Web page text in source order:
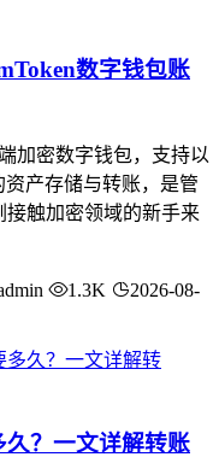
数字钱包账
加密数字钱包，支持以
产存储与转账，是管
触加密领域的新手来
1.3K
2026-08-
？一文详解转账